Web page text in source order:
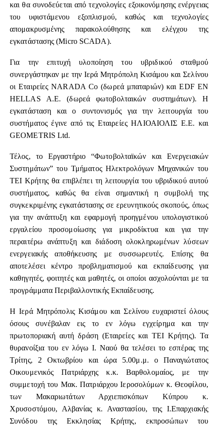
και θα συνοδεύεται από τεχνολογίες εξοικονόμησης ενέργειας
του υφιστάμενου εξοπλισμού, καθώς και τεχνολογίες
απομακρυσμένης παρακολούθησης και ελέγχου της
εγκατάστασης (Micro SCADA).
Για την επιτυχή υλοποίηση του υβριδικού σταθμού
συνεργάστηκαν με την Ιερά Μητρόπολη Κισάμου και Σελίνου
οι Εταιρείες NARADA Co (δωρεά μπαταριών) και EDF EN
HELLAS A.E. (δωρεά φωτοβολταικών συστημάτων). Η
εγκατάσταση και ο συντονισμός για την λειτουργία του
συστήματος έγινε από τις Εταιρείες ΗΛΙΟΑΙΟΛΙΣ Ε.Ε. και
GEOMETRIS Ltd.
Τέλος, το Εργαστήριο “Φωτοβολταϊκών και Ενεργειακών
Συστημάτων” του Τμήματος Ηλεκτρολόγων Μηχανικών του
ΤΕΙ Κρήτης θα επιβλέπει τη λειτουργία του υβριδικού αυτού
συστήματος, καθώς θα είναι σημαντική η συμβολή της
συγκεκριμένης εγκατάστασης σε ερευνητικούς σκοπούς, όπως
για την ανάπτυξη και εφαρμογή προηγμένου υπολογιστικού
εργαλείου προσομοίωσης για μικροδίκτυα και για την
περαιτέρω ανάπτυξη και διάδοση ολοκληρωμένων λύσεων
ενεργειακής αποθήκευσης με συσσωρευτές. Επίσης θα
αποτελέσει κέντρο προβληματισμού και εκπαίδευσης για
καθηγητές, φοιτητές και μαθητές, οι οποίοι ασχολούνται με τα
προγράμματα Περιβαλλοντικής Εκπαίδευσης.
Η Ιερά Μητρόπολις Κισάμου και Σελίνου ευχαριστεί όλους
όσους συνέβαλαν εις το εν λόγω εγχείρημα και την
πρωτοποριακή αυτή δράση (Εταιρείες και ΤΕΙ Κρήτης). Τα
θυρανοίξια του εν λόγω Ι. Ναού θα τελέσει το εσπέρας της
Τρίτης, 2 Οκτωβρίου και ώρα 5.00μ.μ. ο Παναγιώτατος
Οικουμενικός Πατριάρχης κ.κ. Βαρθολομαίος, με την
συμμετοχή του Μακ. Πατριάρχου Ιεροσολύμων κ. Θεοφίλου,
των Μακαριωτάτων Αρχιεπισκόπων Κύπρου κ.
Χρυσοστόμου, Αλβανίας κ. Αναστασίου, της Ι.Επαρχιακής
Συνόδου της Εκκλησίας Κρήτης, εκπροσώπων του